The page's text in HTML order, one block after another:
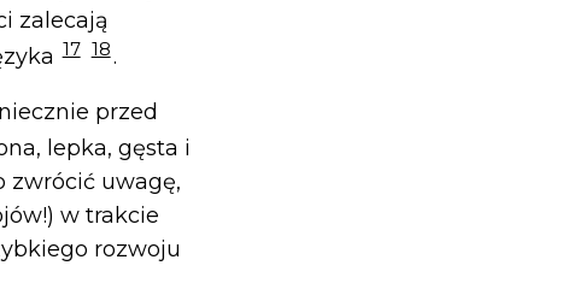
zalecają
17 18.
przed
lepka, gęsta i
zwrócić uwagę,
w trakcie
rozwoju